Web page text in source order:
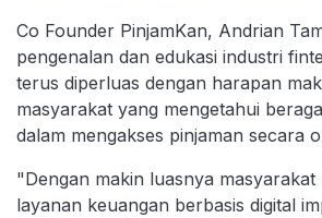
Co Founder PinjamKan, Andrian
pengenalan dan edukasi industri
terus diperluas dengan harapan
masyarakat yang mengetahui
dalam mengakses pinjaman secara
"Dengan makin luasnya masyarakat
layanan keuangan berbasis digital